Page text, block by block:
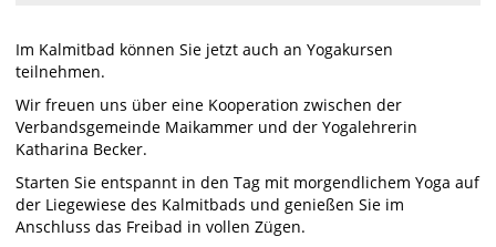
Im Kalmitbad können Sie jetzt auch an Yogakursen
teilnehmen.
Wir freuen uns über eine Kooperation zwischen der
Verbandsgemeinde Maikammer und der Yogalehrerin
Katharina Becker.
Starten Sie entspannt in den Tag mit morgendlichem Yoga auf
der Liegewiese des Kalmitbads und genießen Sie im
Anschluss das Freibad in vollen Zügen.